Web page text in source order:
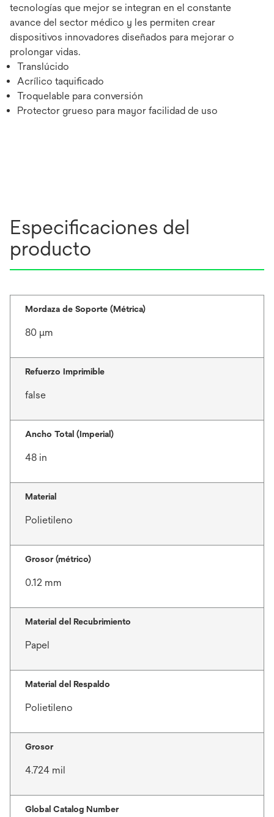
tecnologías que mejor se integran en el constante
avance del sector médico y les permiten crear
dispositivos innovadores diseñados para mejorar o
prolongar vidas.
Translúcido
Acrílico taquificado
Troquelable para conversión
Protector grueso para mayor facilidad de uso
Especificaciones del
producto
Mordaza de Soporte (Métrica)
80 μm
Refuerzo Imprimible
false
Ancho Total (Imperial)
48 in
Material
Polietileno
Grosor (métrico)
0.12 mm
Material del Recubrimiento
Papel
Material del Respaldo
Polietileno
Grosor
4.724 mil
Global Catalog Number